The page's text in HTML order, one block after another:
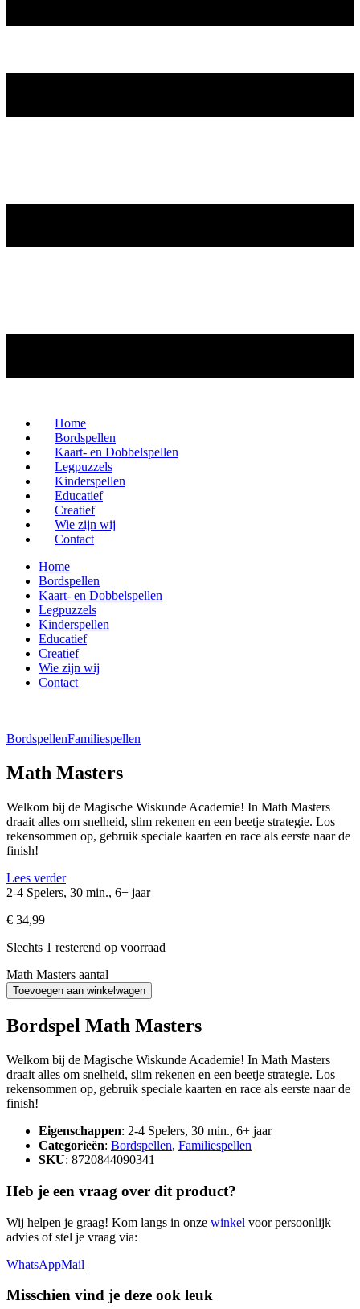
Home
Bordspellen
Kaart- en Dobbelspellen
Legpuzzels
Kinderspellen
Educatief
Creatief
Wie zijn wij
Contact
Home
Bordspellen
Kaart- en Dobbelspellen
Legpuzzels
Kinderspellen
Educatief
Creatief
Wie zijn wij
Contact
BordspellenFamiliespellen
Math Masters
Welkom bij de Magische Wiskunde Academie! In Math Masters
draait alles om snelheid, slim rekenen en een beetje strategie. Los
rekensommen op, gebruik speciale kaarten en race als eerste naar de
finish!
Lees verder
2-4 Spelers, 30 min., 6+ jaar
€ 34,99
Slechts 1 resterend op voorraad
Math Masters aantal
Toevoegen aan winkelwagen
Bordspel Math Masters
Welkom bij de Magische Wiskunde Academie! In Math Masters
draait alles om snelheid, slim rekenen en een beetje strategie. Los
rekensommen op, gebruik speciale kaarten en race als eerste naar de
finish!
Eigenschappen: 2-4 Spelers, 30 min., 6+ jaar
Categorieën: Bordspellen, Familiespellen
SKU: 8720844090341
Heb je een vraag over dit product?
Wij helpen je graag! Kom langs in onze winkel voor persoonlijk
advies of stel je vraag via:
WhatsAppMail
Misschien vind je deze ook leuk